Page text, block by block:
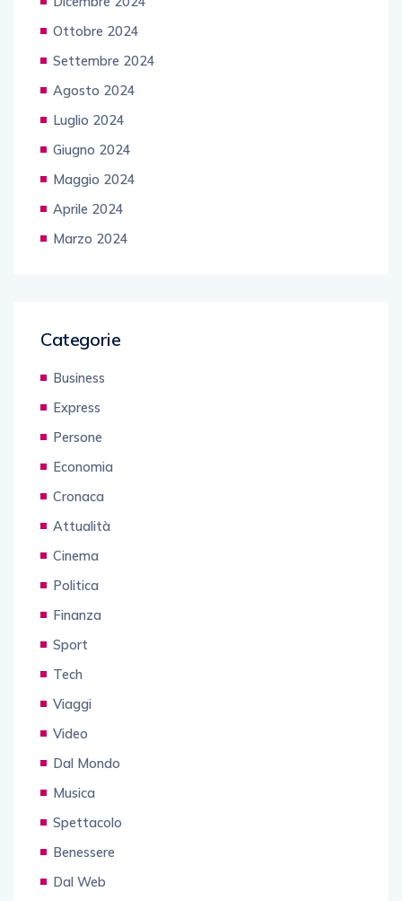
Ottobre 2024
Settembre 2024
Agosto 2024
Luglio 2024
Giugno 2024
Maggio 2024
Aprile 2024
Marzo 2024
Categorie
Business
Express
Persone
Economia
Cronaca
Attualità
Cinema
Politica
Finanza
Sport
Tech
Viaggi
Video
Dal Mondo
Musica
Spettacolo
Benessere
Dal Web